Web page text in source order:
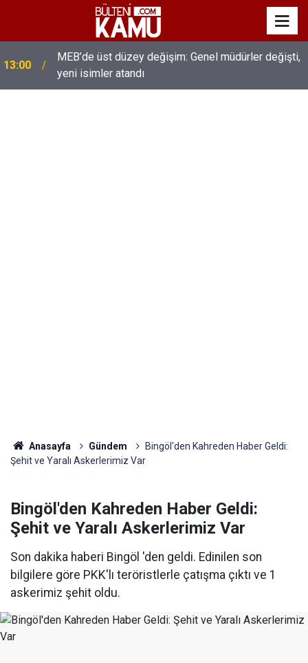
13:00
MEB’de üst düzey değişim: Genel müdürler değişti,
yeni isimler atandı
Anasayfa Gündem
Bingöl'den Kahreden Haber Geldi:
Şehit ve Yaralı Askerlerimiz Var
Bingöl'den Kahreden Haber Geldi:
Şehit ve Yaralı Askerlerimiz Var
Son dakika haberi Bingöl 'den geldi. Edinilen son
bilgilere göre PKK'lı teröristlerle çatışma çıktı ve 1
askerimiz şehit oldu.